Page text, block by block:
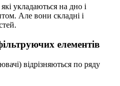
укладаються на дно і
Але вони складні і
елементів
відрізняються по ряду